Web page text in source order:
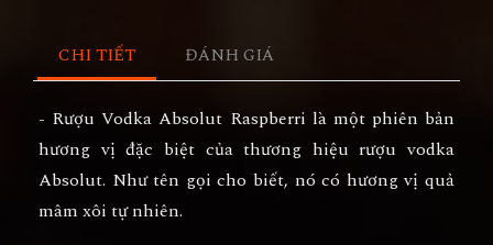
CHI TIẾT ĐÁNH GIÁ
- Rượu Vodka Absolut Raspberri là một phiên bản
hương vị đặc biệt của thương hiệu rượu vodka
Absolut. Như tên gọi cho biết, nó có hương vị quả
mâm xôi tự nhiên.